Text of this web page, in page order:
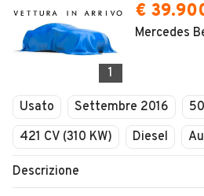
1
€
Mercedes
Usato Settembre 2016
421 CV (310 KW)
Diesel
Descrizione